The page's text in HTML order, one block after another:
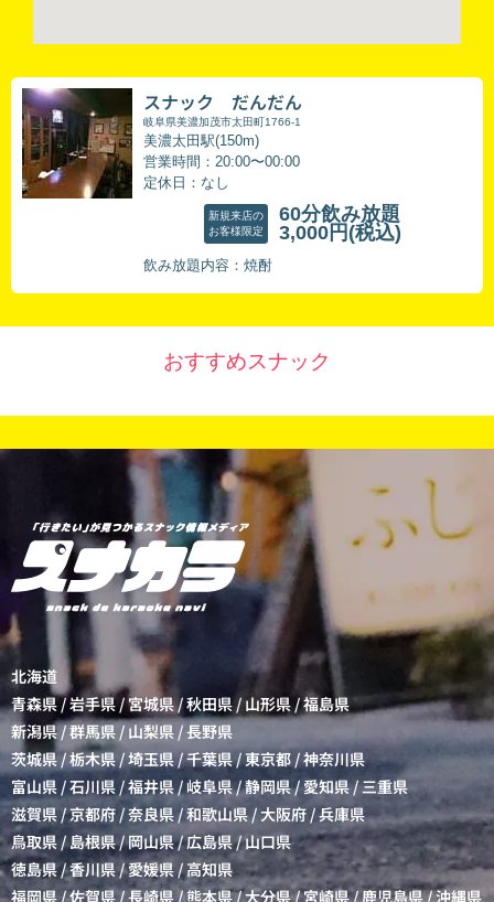
スナック だんだん
岐阜県美濃加茂市太田町1766-1
美濃太田駅(150m)
営業時間：20:00〜00:00
定休日：なし
新規来店の
お客様限定
60分飲み放題
3,000円 (税込)
飲み放題内容：焼酎
おすすめスナック
北海道
青森県/岩手県/宮城県/秋田県 / 山形県/福島県
新潟県/群馬県 / 山梨県 /長野県
茨城県 /栃木県/埼玉県/千葉県/東京都 /神奈川県
富山県 /石川県 /福井県/岐阜県/静岡県/愛知県/三重県
滋賀県/京都府/奈良県 /和歌山県/大阪府 /兵庫県
鳥取県 / 島根県/岡山県/広島県/山口県
徳島県/香川県/愛媛県 /高知県
福岡県 /佐賀県 /長崎県/熊本県/大分県/宮崎県/鹿児島県/沖縄県